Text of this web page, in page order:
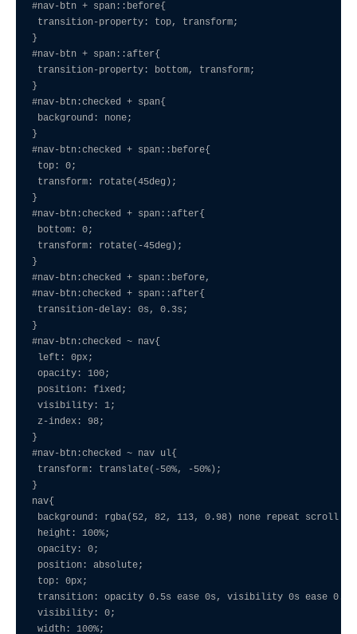
#nav-btn + span::before{
transition-property: top, transform;
}
#nav-btn + span::after{
transition-property: bottom, transform;
}
#nav-btn:checked + span{
background: none;
}
#nav-btn:checked + span::before{
top: 0;
transform: rotate(45deg);
}
#nav-btn:checked + span::after{
bottom: 0;
transform: rotate(-45deg);
}
#nav-btn:checked + span::before,
#nav-btn:checked + span::after{
transition-delay: 0s, 0.3s;
}
#nav-btn:checked ~ nav{
left: 0px;
opacity: 100;
position: fixed;
visibility: 1;
z-index: 98;
}
#nav-btn:checked ~ nav ul{
transform: translate(-50%, -50%);
}
nav{
background: rgba(52, 82, 113, 0.98) none repeat scroll 0%
height: 100%;
opacity: 0;
position: absolute;
top: 0px;
transition: opacity 0.5s ease 0s, visibility 0s ease
visibility: 0;
width: 100%;